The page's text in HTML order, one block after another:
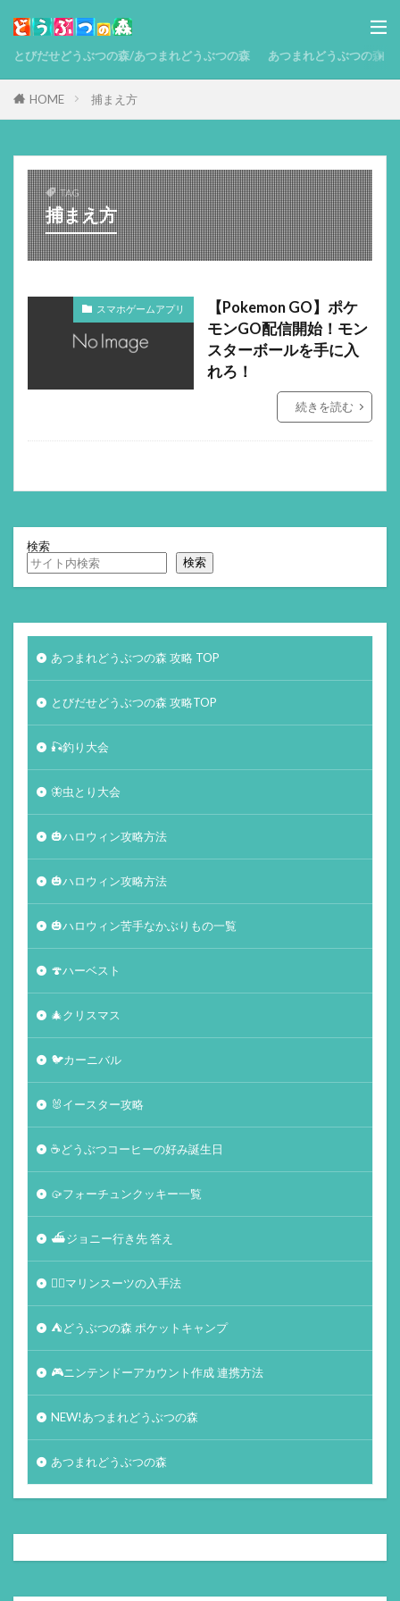
とびだせどうぶつの森/あつまれどうぶつの森 あつまれどうぶつの森
HOME 捕まえ方
TAG
捕まえ方
スマホゲームアプリ
【Pokemon GO】ポケ
モンGO配信開始！モン
スターボールを手に入
れろ！
続きを読む
検索
検索
あつまれどうぶつの森 攻略 TOP
とびだせどうぶつの森 攻略TOP
🎣釣り大会
🦋虫とり大会
🎃ハロウィン攻略方法
🎃ハロウィン攻略方法
🎃ハロウィン苦手なかぶりもの一覧
🍄ハーベスト
🎄クリスマス
🐦カーニバル
🐰イースター攻略
☕️どうぶつコーヒーの好み誕生日
🥠フォーチュンクッキー一覧
⛴ジョニー行き先 答え
🏄‍♀️マリンスーツの入手法
⛺どうぶつの森 ポケットキャンプ
🎮ニンテンドーアカウント作成 連携方法
NEW!あつまれどうぶつの森
あつまれどうぶつの森